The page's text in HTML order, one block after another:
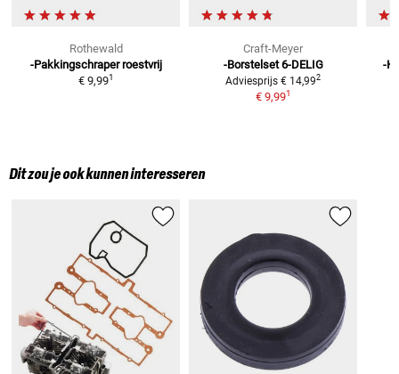
Rothewald
-Pakkingschraper roestvrij
€ 9,991
Craft-Meyer
-Borstelset 6-DELIG
Adviesprijs € 14,992
€ 9,991
-
Dit zou je ook kunnen interesseren